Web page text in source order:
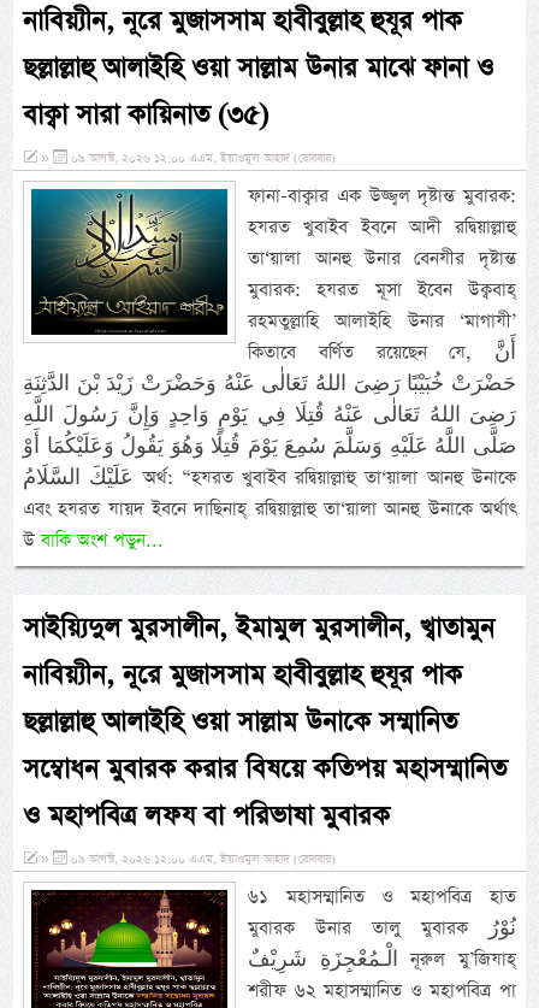
নাবিয়্যীন, নূরে মুজাসসাম হাবীবুল্লাহ হুযূর পাক
ছল্লাল্লাহু আলাইহি ওয়া সাল্লাম উনার মাঝে ফানা ও
বাক্বা সারা কায়িনাত (৩৫)
» ০৯ আগস্ট, ২০২৬ ১২:০০ এএম, ইয়াওমুল আহাদ (রোববার)
ফানা-বাক্বার এক উজ্জ্বল দৃষ্টান্ত মুবারক:
হযরত খুবাইব ইবনে আদী রদ্বিয়াল্লাহু
তা‘য়ালা আনহু উনার বেনযীর দৃষ্টান্ত
মুবারক: হযরত মূসা ইব‌েন উক্ববাহ্
রহমতুল্লাহি আলাইহি উনার ‘মাগাযী’
কিতাবে বর্ণিত রয়েছেন যে, أَنَّ
حَضْرَتْ خُبَيْبًا رَضِىَ اللهُ تَعَالٰى عَنْهُ وَحَضْرَتْ زَيْدَ بْنَ الدَّثِنَةِ
رَضِىَ اللهُ تَعَالٰى عَنْهُ قُتِلَا فِي يَوْمٍ وَاحِدٍ وَإِنَّ رَسُولَ اللَّهِ
صَلَّى اللَّهُ عَلَيْهِ وَسَلَّمَ سُمِعَ يَوْمَ قُتِلَا وَهُوَ يَقُولُ وَعَلَيْكُمَا أَوْ
عَلَيْكَ السَّلَامُ অর্থ: “হযরত খুবাইব রদ্বিয়াল্লাহু তা‘য়ালা আনহু উনাকে
এবং হযরত যায়দ ইবনে দাছিনাহ্ রদ্বিয়াল্লাহু তা‘য়ালা আনহু উনাকে অর্থাৎ
উবাকি অংশ পড়ুন...
সাইয়্যিদুল মুরসালীন, ইমামুল মুরসালীন, খ্বাতামুন
নাবিয়্যীন, নূরে মুজাসসাম হাবীবুল্লাহ হুযূর পাক
ছল্লাল্লাহু আলাইহি ওয়া সাল্লাম উনাকে সম্মানিত
সম্বোধন মুবারক করার বিষয়ে কতিপয় মহাসম্মানিত
ও মহাপবিত্র লফয বা পরিভাষা মুবারক
» ০৯ আগস্ট, ২০২৬ ১২:০০ এএম, ইয়াওমুল আহাদ (রোববার)
৬১ মহাসম্মানিত ও মহাপবিত্র হাত
মুবারক উনার তালু মুবারক نُوْرُ
الْـمُعْجِزَةِ شَرِيْفٌ নূরুল মু’জিযাহ্
শরীফ ৬২ মহাসম্মানিত ও মহাপবিত্র পা